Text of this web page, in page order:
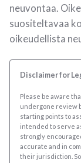
neuvontaa.
suositeltavaa
oikeudellista
Disclaimer for
Please be aware
undergone review
starting points to
intended to serve
strongly
accurate and in
their jurisdiction.